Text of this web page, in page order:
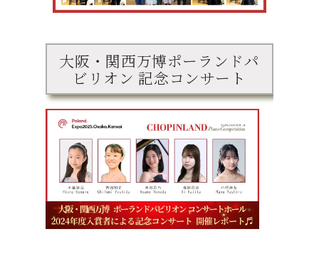
大阪・関西万博ポーランドパ
ビリオン 記念コンサート